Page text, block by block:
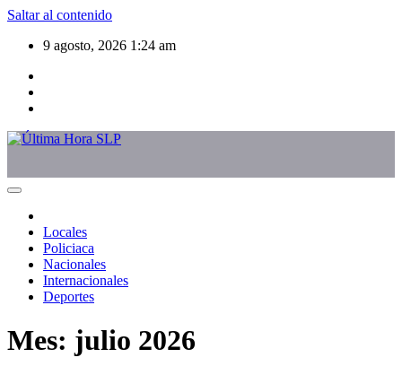
Saltar al contenido
9 agosto, 2026 1:24 am
Locales
Policiaca
Nacionales
Internacionales
Deportes
Mes: julio 2026